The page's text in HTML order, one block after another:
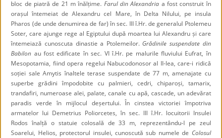
bloc de piatră de 21 m înălțime. Farul din Alexandria a fost construit în
orașul întemeiat de Alexandru cel Mare, în Delta Nilului, pe insula
Pharos (de unde denumirea de far) în sec. III î.Hr. de generalul Ptolemeu
Soter, care ajunge rege al Egiptului după moartea lui Alexandru și care
întemeiază cunoscuta dinastie a Ptolemeilor. Grădinile suspendate din
Babilon au fost edificate în sec. VI î.Hr. pe malurile fluviului Eufrat, în
Mesopotamia, fiind opera regelui Nabucodonosor al II-lea, care-i ridică
soției sale Amytis înaltele terase suspendate de 77 m, amenajate cu
superbe grădini împodobite cu palmieri, cedri, chiparoși, tamarix,
trandafiri, numeroase alei, palate, canale cu apă, cascade, un adevărat
paradis verde în mijlocul deșertului. În cinstea victoriei împotriva
armatelor lui Demetrius Poliorcetes, în sec. III î.Hr. locuitorii Insulei
Rodos înalță o statuie colosală de 33 m, reprezentându-l pe zeul
Soarelui, Helios, protectorul insulei, cunoscută sub numele de Colosul